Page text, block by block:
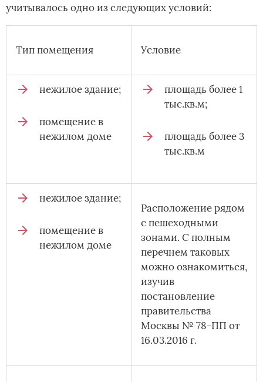
учитывалось одно из следующих условий:
Тип помещения Условие
нежилое здание;
помещение в
нежилом доме
площадь более 1
тыс.кв.м;
площадь более 3
тыс.кв.м
нежилое здание;
помещение в
нежилом доме
Расположение рядом
с пешеходными
зонами. С полным
перечнем таковых
можно ознакомиться,
изучив
постановление
правительства
Москвы № 78-ПП от
16.03.2016 г.